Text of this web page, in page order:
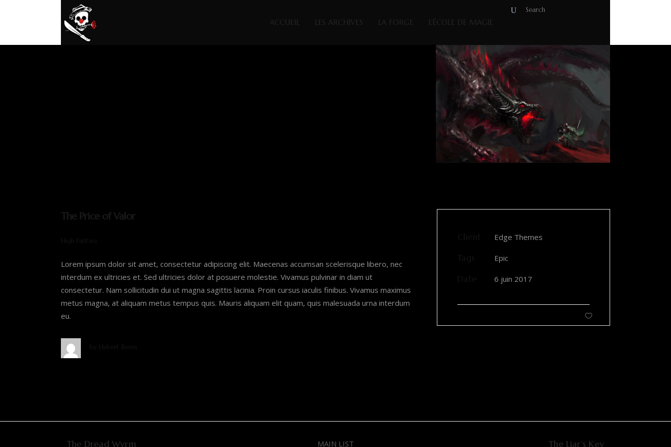
ACCUEIL LES ARCHIVES LA FORGE L’ÉCOLE DE MAGIE
The Price of Valor
Lorem ipsum dolor sit amet, consectetur adipiscing elit. Maecenas accumsan scelerisque libero, nec
interdum ex ultricies et. Sed ultricies dolor at posuere molestie. Vivamus pulvinar in diam ut
consectetur. Nam sollicitudin dui ut magna sagittis lacinia. Proin cursus iaculis finibus. Vivamus maximus
metus magna, at aliquam metus tempus quis. Mauris aliquam elit quam, quis malesuada urna interdum
eu.
Edge Themes
Epic
6 juin 2017
The Dread Wyrm MAIN LIST The Liar’s Key